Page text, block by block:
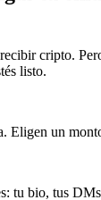
cripto.
listo.
Eligen un
tu bio, tus